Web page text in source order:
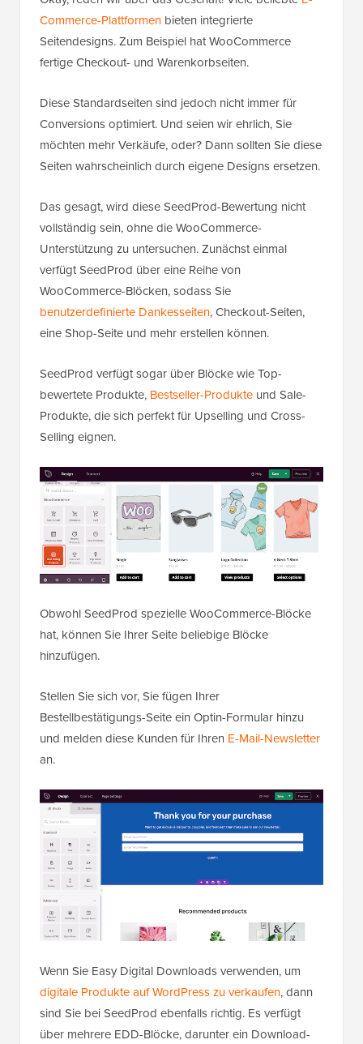
Commerce-Plattformen bieten integrierte
Seitendesigns. Zum Beispiel hat WooCommerce
fertige Checkout- und Warenkorbseiten.
Diese Standardseiten sind jedoch nicht immer für
Conversions optimiert. Und seien wir ehrlich, Sie
möchten mehr Verkäufe, oder? Dann sollten Sie diese
Seiten wahrscheinlich durch eigene Designs ersetzen.
Das gesagt, wird diese SeedProd-Bewertung nicht
vollständig sein, ohne die WooCommerce-
Unterstützung zu untersuchen. Zunächst einmal
verfügt SeedProd über eine Reihe von
WooCommerce-Blöcken, sodass Sie
benutzerdefinierte Dankesseiten, Checkout-Seiten,
eine Shop-Seite und mehr erstellen können.
SeedProd verfügt sogar über Blöcke wie Top-
bewertete Produkte, Bestseller-Produkte und Sale-
Produkte, die sich perfekt für Upselling und Cross-
Selling eignen.
Obwohl SeedProd spezielle WooCommerce-Blöcke
hat, können Sie Ihrer Seite beliebige Blöcke
hinzufügen.
Stellen Sie sich vor, Sie fügen Ihrer
Bestellbestätigungs-Seite ein Optin-Formular hinzu
und melden diese Kunden für Ihren E-Mail-Newsletter
an.
Wenn Sie Easy Digital Downloads verwenden, um
digitale Produkte auf WordPress zu verkaufen, dann
sind Sie bei SeedProd ebenfalls richtig. Es verfügt
über mehrere EDD-Blöcke, darunter ein Download-